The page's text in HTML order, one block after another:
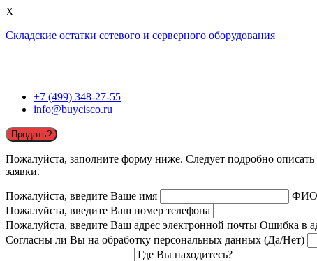
X
Складские остатки сетевого и серверного оборудования
+7 (499) 348-27-55
info@buycisco.ru
Продать?
Пожалуйста, заполните форму ниже. Следует подробно
заявки.
Пожалуйста, введите Ваше имя
ФИО
Пожалуйста, введите Ваш номер телефона
Пожалуйста, введите Ваш адрес электронной почты Ошибка в
Согласны ли Вы на обработку персональных данных (Да/Нет)
Где Вы находитесь?